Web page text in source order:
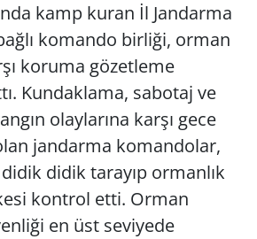
kamp kuran İl Jandarma
komando birliği, orman
koruma gözetleme
Kundaklama, sabotaj ve
olaylarına karşı gece
jandarma komandolar,
didik tarayıp ormanlık
kontrol etti. Orman
en üst seviyede